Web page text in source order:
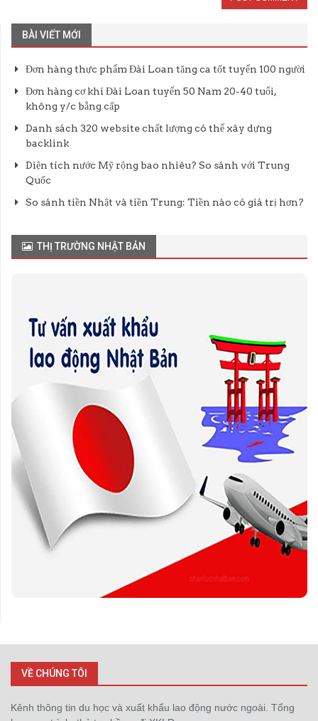
BÀI VIẾT MỚI
Đơn hàng thực phẩm Đài Loan tăng ca tốt tuyển 100 người
Đơn hàng cơ khí Đài Loan tuyển 50 Nam 20-40 tuổi,
không y/c bằng cấp
Danh sách 320 website chất lượng có thể xây dựng
backlink
Diện tích nước Mỹ rộng bao nhiêu? So sánh với Trung
Quốc
So sánh tiền Nhật và tiền Trung: Tiền nào có giá trị hơn?
THỊ TRƯỜNG NHẬT BẢN
VỀ CHÚNG TÔI
Kênh thông tin du học và xuất khẩu lao động nước ngoài. Tổng